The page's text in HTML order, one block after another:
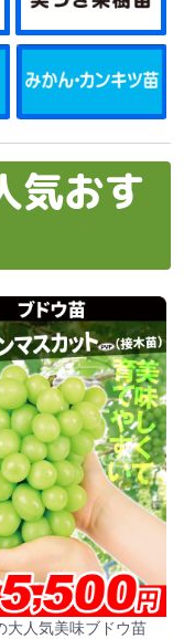
気おす
大人気美味ブドウ苗